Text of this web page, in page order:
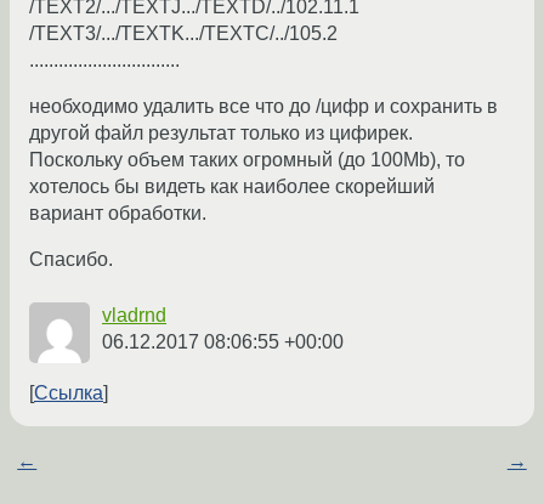
/TEXT2/.../TEXTJ.../TEXTD/../102.11.1
/TEXT3/.../TEXTK.../TEXTC/../105.2
...............................
необходимо удалить все что до /цифр и сохранить в
другой файл результат только из цифирек.
Поскольку объем таких огромный (до 100Mb), то
хотелось бы видеть как наиболее скорейший
вариант обработки.
Спасибо.
vladrnd
06.12.2017 08:06:55 +00:00
Ссылка
← →